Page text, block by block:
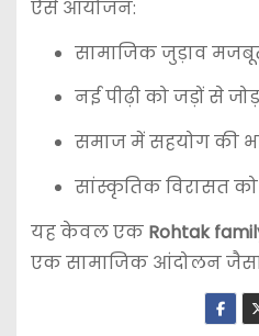
ऐसे आयोजन:
सामाजिक जुड़ाव
नई पीढ़ी को जड़ों से
समाज में सहयोग की
सांस्कृतिक विरासत
यह केवल एक Rohtak
एक सामाजिक आंदोलन जैसा